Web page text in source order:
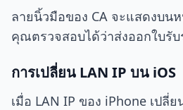
ลายนิ้วมือของ CA จะแสดงบน
คุณตรวจสอบได้ว่าส่งออกใบรั
การเปลี่ยน LAN IP บน iOS
เมื่อ LAN IP ของ iPhone เปลี่